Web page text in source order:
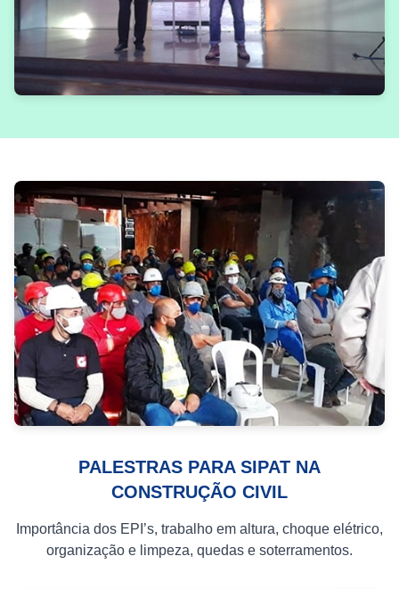
PALESTRAS PARA SIPAT NA
CONSTRUÇÃO CIVIL
Importância dos EPI’s, trabalho em altura, choque elétrico,
organização e limpeza, quedas e soterramentos.